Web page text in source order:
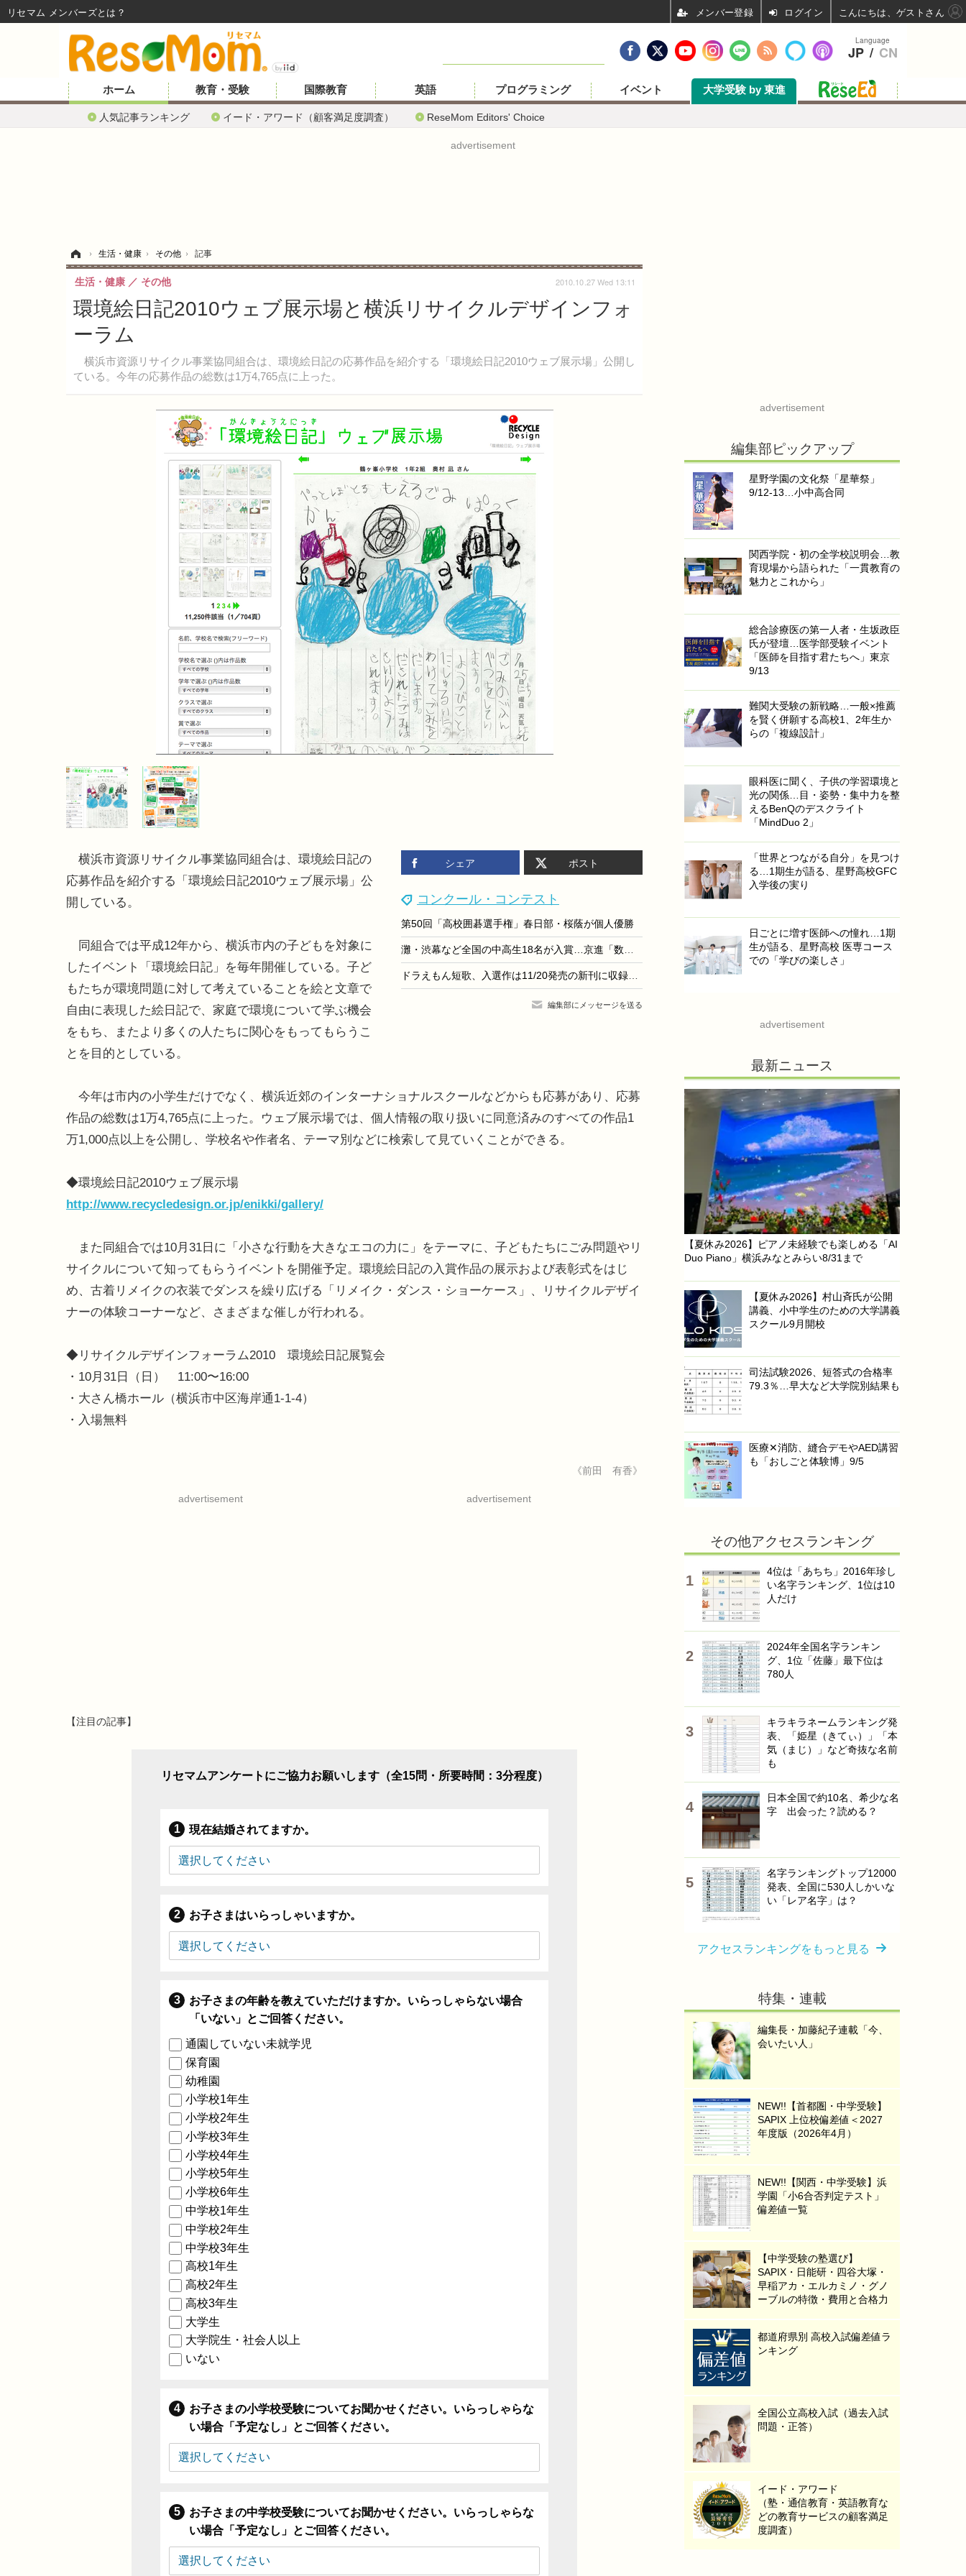
ホーム
人気記事ランキング イード・アワード（顧客満足度調査） ReseMom Editors' Choice
教育・受験 国際教育 英語 プログラミング イベント 大学受験 by 東進
advertisement
› 生活・健康 › その他 › 記事
環境絵日記2010ウェブ展示場と横浜リサイクルデザインフォ
ーラム
横浜市資源リサイクル事業協同組合は、環境絵日記の応募作品を紹介する「環境絵日記2010ウェブ展示場」公開し
ている。今年の応募作品の総数は1万4,765点に上った。
生活・健康 その他 2010.10.27 Wed 13:11
シェア ポスト
コンクール・コンテスト
第50回「高校囲碁選手権」春日部・桜蔭が個人優勝
灘・渋幕など全国の中高生18名が入賞…京進「数学解法コンテスト」結果発表
ドラえもん短歌、入選作は11/20発売の新刊に収録…9/3締切
編集部にメッセージを送る
横浜市資源リサイクル事業協同組合は、環境絵日記の
応募作品を紹介する「環境絵日記2010ウェブ展示場」公
開している。
同組合では平成12年から、横浜市内の子どもを対象に
したイベント「環境絵日記」を毎年開催している。子ど
もたちが環境問題に対して考えていることを絵と文章で
自由に表現した絵日記で、家庭で環境について学ぶ機会
をもち、またより多くの人たちに関心をもってもらうこ
とを目的としている。
今年は市内の小学生だけでなく、横浜近郊のインターナショナルスクールなどからも応募があり、応募
作品の総数は1万4,765点に上った。ウェブ展示場では、個人情報の取り扱いに同意済みのすべての作品1
万1,000点以上を公開し、学校名や作者名、テーマ別などに検索して見ていくことができる。
◆環境絵日記2010ウェブ展示場
http://www.recycledesign.or.jp/enikki/gallery/
また同組合では10月31日に「小さな行動を大きなエコの力に」をテーマに、子どもたちにごみ問題やリ
サイクルについて知ってもらうイベントを開催予定。環境絵日記の入賞作品の展示および表彰式をはじ
め、古着リメイクの衣装でダンスを繰り広げる「リメイク・ダンス・ショーケース」、リサイクルデザイ
ナーの体験コーナーなど、さまざまな催しが行われる。
◆リサイクルデザインフォーラム2010 環境絵日記展覧会
・10月31日（日） 11:00〜16:00
・大さん橋ホール（横浜市中区海岸通1-1-4）
・入場無料
《前田 有香》
advertisement advertisement
【注目の記事】
リセマムアンケートにご協力お願いします（全15問・所要時間：3分程度）
現在結婚されてますか。
お子さまはいらっしゃいますか。
お子さまの年齢を教えていただけますか。いらっしゃらない場合
「いない」とご回答ください。
通園していない未就学児
保育園
幼稚園
小学校1年生
小学校2年生
小学校3年生
小学校4年生
小学校5年生
小学校6年生
中学校1年生
中学校2年生
中学校3年生
高校1年生
高校2年生
高校3年生
大学生
大学院生・社会人以上
いない
お子さまの小学校受験についてお聞かせください。いらっしゃらな
い場合「予定なし」とご回答ください。
お子さまの中学校受験についてお聞かせください。いらっしゃらな
い場合「予定なし」とご回答ください。
advertisement
編集部ピックアップ
星野学園の文化祭「星華祭」
9/12-13…小中高合同
関西学院・初の全学校説明会…教
育現場から語られた「一貫教育の
魅力とこれから」
総合診療医の第一人者・生坂政臣
氏が登壇…医学部受験イベント
「医師を目指す君たちへ」東京
9/13
難関大受験の新戦略…一般×推薦
を賢く併願する高校1、2年生か
らの「複線設計」
眼科医に聞く、子供の学習環境と
光の関係…目・姿勢・集中力を整
えるBenQのデスクライト
「MindDuo 2」
「世界とつながる自分」を見つけ
る…1期生が語る、星野高校GFC
入学後の実り
日ごとに増す医師への憧れ…1期
生が語る、星野高校 医専コース
での「学びの楽しさ」
advertisement
最新ニュース
【夏休み2026】ピアノ未経験でも楽しめる「AI
Duo Piano」横浜みなとみらい8/31まで
【夏休み2026】村山斉氏が公開
講義、小中学生のための大学講義
スクール9月開校
司法試験2026、短答式の合格率
79.3％…早大など大学院別結果も
医療✕消防、縫合デモやAED講習
も「おしごと体験博」9/5
その他アクセスランキング
4位は「あちち」2016年珍し
い名字ランキング、1位は10
人だけ
2024年全国名字ランキン
グ、1位「佐藤」最下位は
780人
キラキラネームランキング発
表、「姫星（きてぃ）」「本
気（まじ）」など奇抜な名前
も
日本全国で約10名、希少な名
字 出会った？読める？
名字ランキングトップ12000
発表、全国に530人しかいな
い「レア名字」は？
アクセスランキングをもっと見る
特集・連載
編集長・加藤紀子連載「今、
会いたい人」
NEW!!【首都圏・中学受験】
SAPIX 上位校偏差値＜2027
年度版（2026年4月）
NEW!!【関西・中学受験】浜
学園「小6合否判定テスト」
偏差値一覧
【中学受験の塾選び】
SAPIX・日能研・四谷大塚・
早稲アカ・エルカミノ・グノ
ーブルの特徴・費用と合格力
都道府県別 高校入試偏差値ラ
ンキング
全国公立高校入試（過去入試
問題・正答）
イード・アワード
（塾・通信教育・英語教育な
どの教育サービスの顧客満足
度調査）
Language
JP / CN
リセマム メンバーズ ログイン こんにちは、ゲストさん